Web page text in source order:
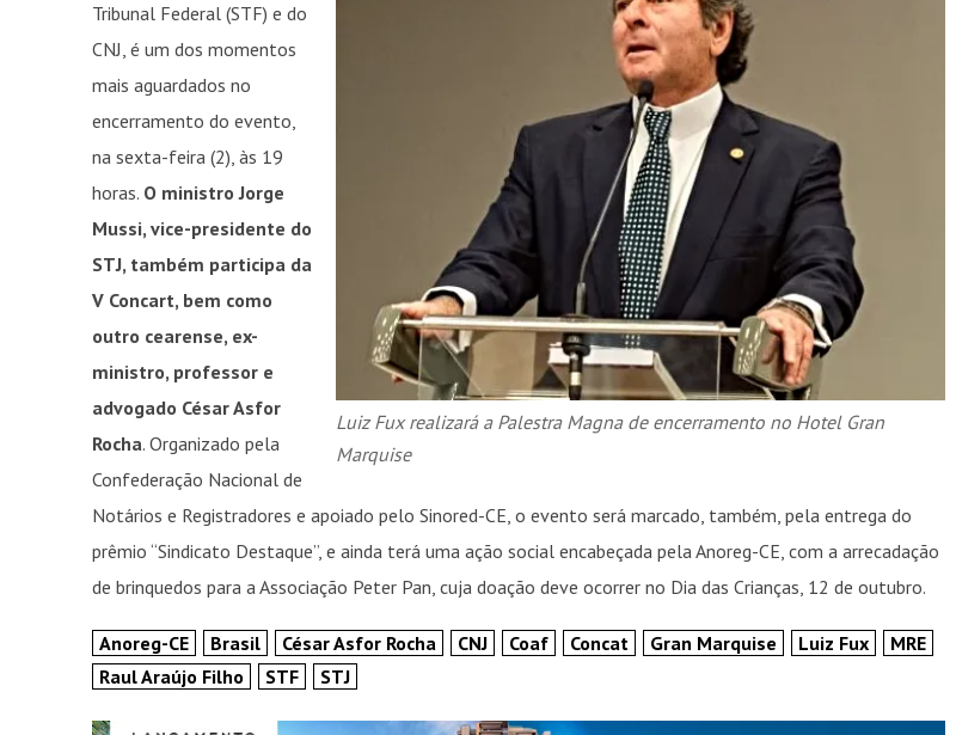
Luiz Fux realizará a Palestra Magna de encerramento no Hotel Gran
Marquise
Tribunal Federal (STF) e do
CNJ, é um dos momentos
mais aguardados no
encerramento do evento,
na sexta-feira (2), às 19
horas. O ministro Jorge
Mussi, vice-presidente do
STJ, também participa da
V Concart, bem como
outro cearense, ex-
ministro, professor e
advogado César Asfor
Rocha. Organizado pela
Confederação Nacional de
Notários e Registradores e apoiado pelo Sinored-CE, o evento será marcado, também, pela entrega do
prêmio “Sindicato Destaque”, e ainda terá uma ação social encabeçada pela Anoreg-CE, com a arrecadação
de brinquedos para a Associação Peter Pan, cuja doação deve ocorrer no Dia das Crianças, 12 de outubro.
Anoreg-CE Brasil César Asfor Rocha CNJ Coaf Concat Gran Marquise Luiz Fux
MRE
Raul Araújo Filho
STF STJ
INSIDER • DIGITAL INSIDER • DIGITAL